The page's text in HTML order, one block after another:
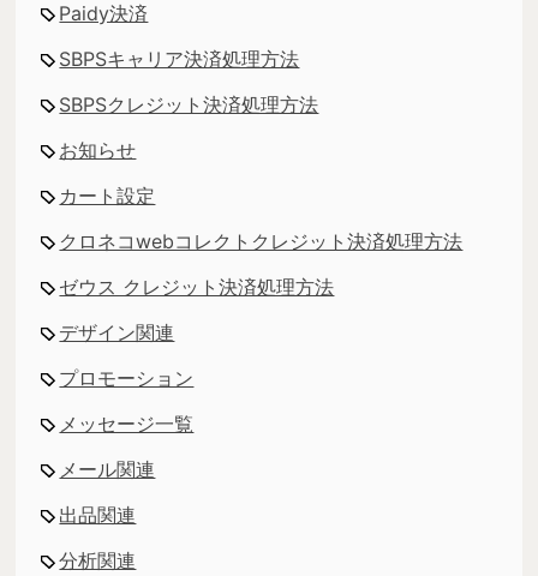
Paidy決済
SBPSキャリア決済処理方法
SBPSクレジット決済処理方法
お知らせ
カート設定
クロネコwebコレクトクレジット決済処理方法
ゼウス クレジット決済処理方法
デザイン関連
プロモーション
メッセージ一覧
メール関連
出品関連
分析関連